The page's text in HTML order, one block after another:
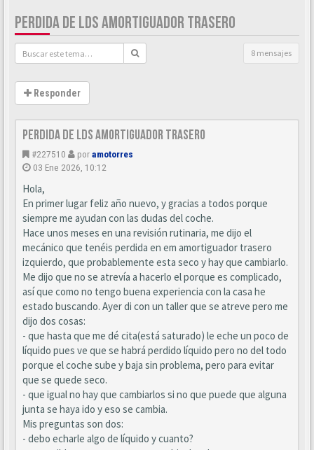
PERDIDA DE LDS AMORTIGUADOR TRASERO
8 mensajes
Responder
Perdida de LDS amortiguador trasero
#227510 poramotorres
03 Ene 2026, 10:12
Hola,
En primer lugar feliz año nuevo, y gracias a todos porque
siempre me ayudan con las dudas del coche.
Hace unos meses en una revisión rutinaria, me dijo el
mecánico que tenéis perdida en em amortiguador trasero
izquierdo, que probablemente esta seco y hay que cambiarlo.
Me dijo que no se atrevía a hacerlo el porque es complicado,
así que como no tengo buena experiencia con la casa he
estado buscando. Ayer di con un taller que se atreve pero me
dijo dos cosas:
- que hasta que me dé cita(está saturado) le eche un poco de
líquido pues ve que se habrá perdido líquido pero no del todo
porque el coche sube y baja sin problema, pero para evitar
que se quede seco.
- que igual no hay que cambiarlos si no que puede que alguna
junta se haya ido y eso se cambia.
Mis preguntas son dos:
- debo echarle algo de líquido y cuanto?